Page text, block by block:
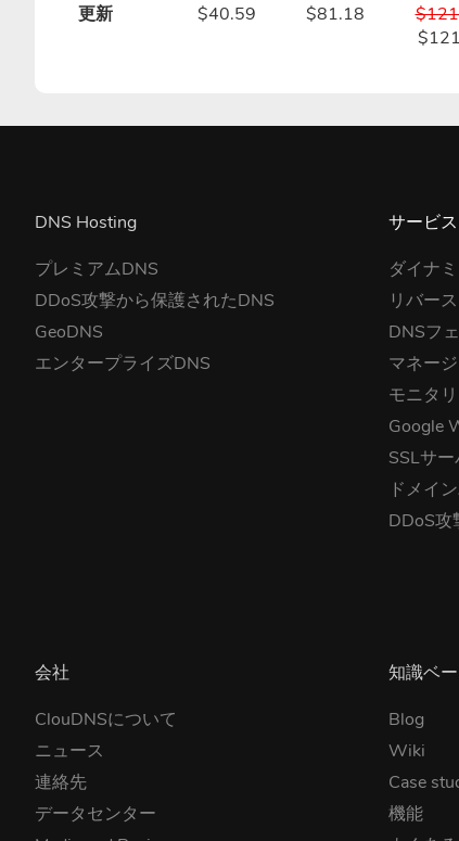
更新
$40.59 $81.18
DNS Hosting
プレミアムDNS
DDoS攻撃から保護されたDNS
GeoDNS
エンタープライズDNS
サービス
ダイナ
リバー
DNSフ
マネー
モニタ
Google
SSLサ
ドメイ
DDoS攻
会社
ClouDNSについて
ニュース
連絡先
データセンター
知識ベ
Blog
Wiki
Case
機能